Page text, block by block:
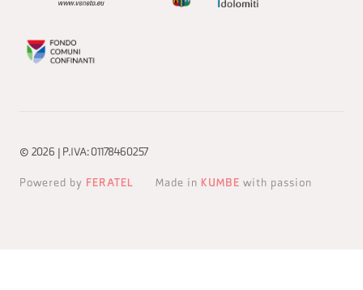
© 2026 | P.IVA: 01178460257
Powered by FERATEL Made in KUMBE with passion